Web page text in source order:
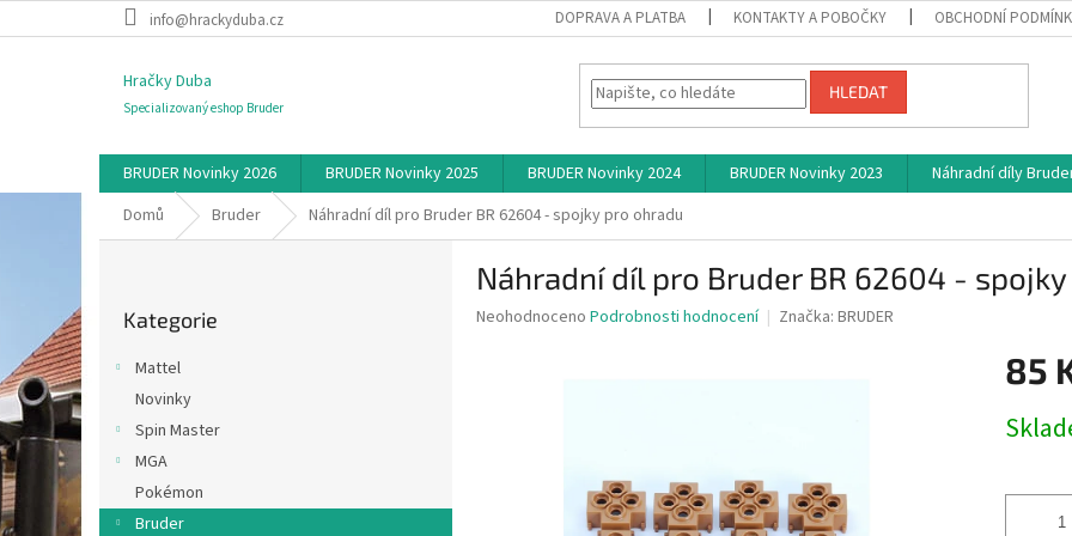
na
info@hrackyduba.cz DOPRAVA A PLATBA KONTAKTY A POBOČKY OBCHODNÍ
Hračky Duba
Specializovaný eshop Bruder
HLEDAT
BRUDER Novinky 2026 BRUDER Novinky 2025 BRUDER Novinky 2024 BRUDER Novinky 2023 Náhradní díly
Domů
Bruder Náhradní díl pro Bruder BR 62604 - spojky pro ohradu
a
kategorie
Kategorie
Mattel
Novinky
Spin Master
MGA
Pokémon
Bruder
Náhradní díl pro Bruder BR 62604 -
Průměrné
Neohodnoceno Podrobnosti hodnocení Značka: BRUDER
85
cena: